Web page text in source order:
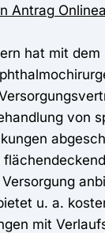
Antrag
hat mit
von
u. a.
mit